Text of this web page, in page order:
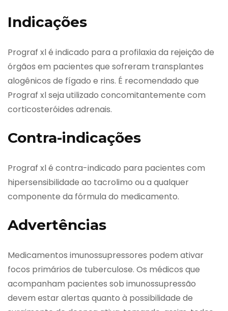
Indicações
Prograf xl é indicado para a profilaxia da rejeição de
órgãos em pacientes que sofreram transplantes
alogênicos de fígado e rins. É recomendado que
Prograf xl seja utilizado concomitantemente com
corticosteróides adrenais.
Contra-indicações
Prograf xl é contra-indicado para pacientes com
hipersensibilidade ao tacrolimo ou a qualquer
componente da fórmula do medicamento.
Advertências
Medicamentos imunossupressores podem ativar
focos primários de tuberculose. Os médicos que
acompanham pacientes sob imunossupressão
devem estar alertas quanto à possibilidade de